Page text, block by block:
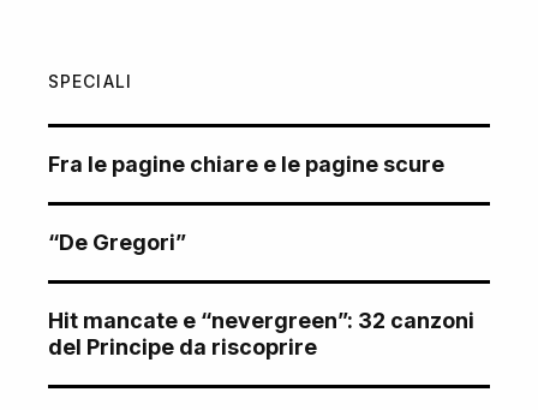
SPECIALI
Fra le pagine chiare e le pagine scure
“De Gregori”
Hit mancate e “nevergreen”: 32 canzoni
del Principe da riscoprire